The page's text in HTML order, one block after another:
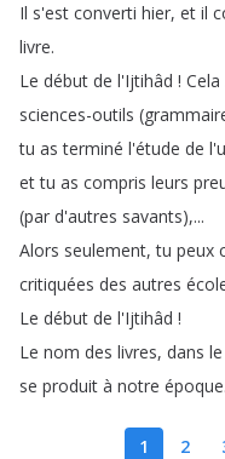
Il s'est converti hier, et il
livre.
Le début de l'Ijtihâd ! Cela
sciences-outils (
tu as terminé l'étude de
et tu as compris leurs
(par d'autres savants),...
Alors seulement,tu peux
critiquées des autres
Le début de l'Ijtihâd !
Le nom des livres, dans le
se produit à notre époque
1 2